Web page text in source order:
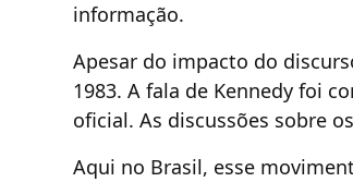
informação.
Apesar do impacto do
1983. A fala de Kennedy foi
oficial. As discussões sobre
Aqui no Brasil, esse